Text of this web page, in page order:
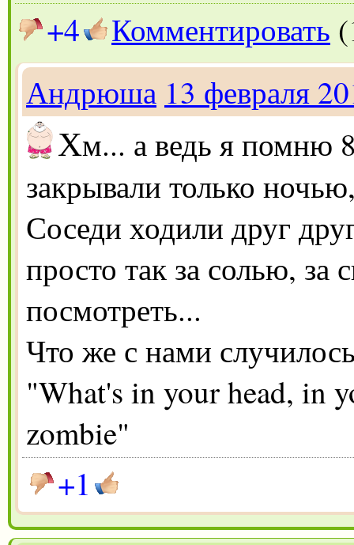
+4 Комментировать
Андрюша 13 февраля
Хм... а ведь я помню
закрывали только
Соседи ходили друг
просто так за солью, за
посмотреть...
Что же с нами
"What's in your head, in
zombie"
+1